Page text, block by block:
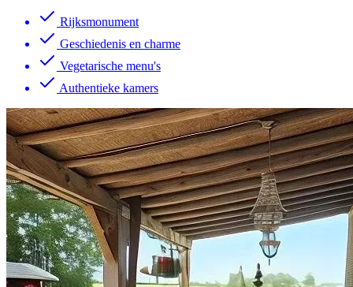
Rijksmonument
Geschiedenis en charme
Vegetarische menu's
Authentieke kamers